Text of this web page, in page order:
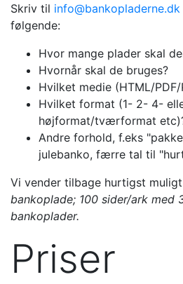
Skriv til info@bankopladerne.dk
følgende:
Hvor mange plader skal
Hvornår skal de bruges?
Hvilket medie (HTML/
Hvilket format (1- 2- 4-
højformat/tværformat
Andre forhold, f.eks
julebanko, færre tal til
Vi vender tilbage hurtigst
bankoplade; 100 sider/ark med
bankoplader.
Priser